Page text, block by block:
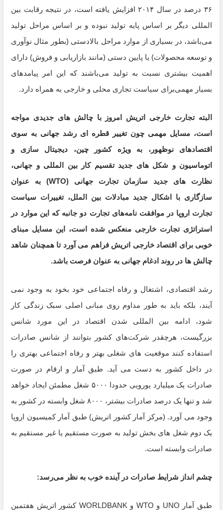
۳۶ درصد در سال ۲۰۱۴ افزایش یافته است، در نتیجه رقابت بین
المللی دیگر بر اساس پایه تولید نبوده و بر اساس مراحل تولید
می‌باشد، در بسیاری از موارد مراحل بالادستی (بطور مثال نوآوری
و توسعه محصولات) یا پایین دستی (مانند بازاریابی و فروش) دارای
اهمیت بیشتری نسبت به تولید می‌باشند که این امر پیامدهای
بسیار مهمی‌برای سیاست تجاری محلی و خارجی به همراه دارد.
البته تجارت خارجی اتریش امروز با چالش های جدیدی مواجه
است، مسایل مهمی چون تغییر قطره ای رشد جهانی به سوی
اقتصادهای نوظهور، به ویژه کشور چین، دیجیتال سازی و
اتوماسیون و شکل های جدید تقسیم کار بین المللی و جهانی،
نظارت های جدید سازمان تجارت جهانی (WTO) به عنوان
سازگاری با اشکال جدید مبادلات بین الملل، تغییرات سیاست
تجارت اروپا در موافقت نامه‌های تجارت دو جانبه که این موارد در
استراتژی تجارت خارجی منعکس شده است، این مسایل مبنای
خوبی برای اقتصاد خارجی اتریش فراهم می آورد تا همچنان شاهد
چالش ها در روند ادغام جهانی به عنوان فرصت باشد.
رشد اقتصادی، اشتغال و رفاه اجتماعی خود بخود به وجود نمی
آیند، بلکه باید به طور مداوم روی مبانی اصلی سبک زندگی کار
شود، ادامه بین المللی شدن اقتصاد در این مورد شانس
بزرگیست، هرچقدر شرکت‌های کشور بتوانند از شانس صادرات
استفاده کنند موقعیت های شغلی بهتر و رفاه اجتماعی بهتری را
در داخل کشور به دست می آید. طبق آمار و ارقام در صورت
صادرات یک میلیارد یورویی حدودا ۵۰۰۰ شغل مطمئن ایجاد خواهد
شد و تنها یک درصد صادرات بیشتر، ۸۰۰۰ شغل وابسته در کشور به
وجود می آورد. (مرکز آمار کشور اتریش) طبق آمار کمیسیون اروپا
یک دوم شغل های بخش تولید به صورت مستقیم یا غیر مستقیم به
صادرات وابسته است.
چشم انداز شرایط صادرات در آینده خوب به نظر می‌رسد:
طبق آمار UNO و WTO و WORLDBANK کشور اتریش هفتمین